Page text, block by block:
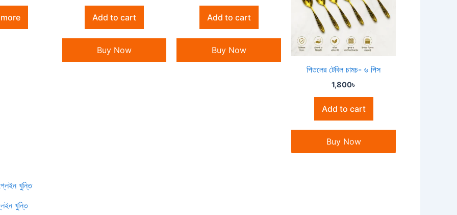
Add to cart
Buy Now
Add to cart
Buy Now
পিতলের টেবিল চামচ- ৬ পিস
1,800৳
Add to cart
Buy Now
খুন্তি